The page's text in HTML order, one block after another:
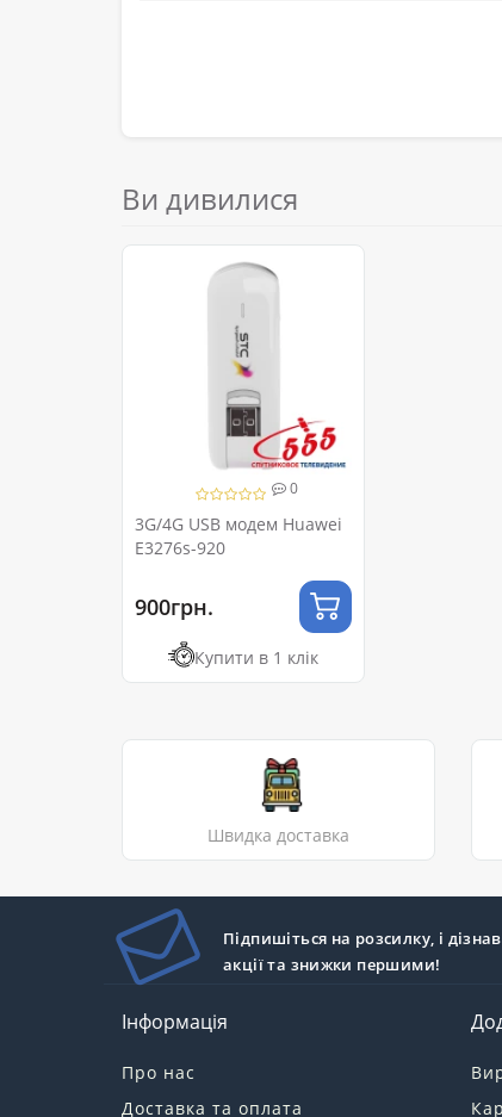
Ви дивилися
0
3G/4G USB модем Huawei
E3276s-920
900грн.
Купити в 1 клік
Швидка доставка
Підпишіться на розсилку, і
акції та знижки першими!
Інформація
Про нас
Доставка та оплата